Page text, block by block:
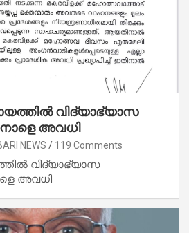
വിദ്യാഭ്യാസ
അവധി
NEWS 119 Comments
വിദ്യാഭ്യാസ
അവധി